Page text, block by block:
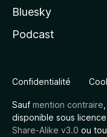
Bluesky
Podcast
Confidentialité
Sauf mention contraire
disponible sous licence
Share-Alike v3.0 ou